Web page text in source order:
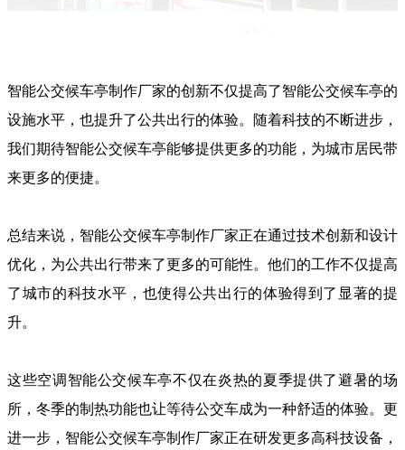
智能公交候车亭制作厂家的创新不仅提高了智能公交候车亭的
设施水平，也提升了公共出行的体验。随着科技的不断进步，
我们期待智能公交候车亭能够提供更多的功能，为城市居民带
来更多的便捷。
总结来说，智能公交候车亭制作厂家正在通过技术创新和设计
优化，为公共出行带来了更多的可能性。他们的工作不仅提高
了城市的科技水平，也使得公共出行的体验得到了显著的提
升。
这些空调智能公交候车亭不仅在炎热的夏季提供了避暑的场
所，冬季的制热功能也让等待公交车成为一种舒适的体验。更
进一步，智能公交候车亭制作厂家正在研发更多高科技设备，